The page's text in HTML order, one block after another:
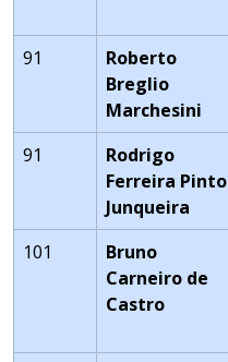
91
Roberto
Breglio
Marchesini
91
Rodrigo
Ferreira Pinto
Junqueira
101
Bruno
Carneiro de
Castro